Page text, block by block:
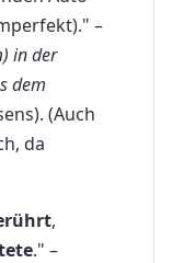
–
in der
dem
(Auch
da
,
." –